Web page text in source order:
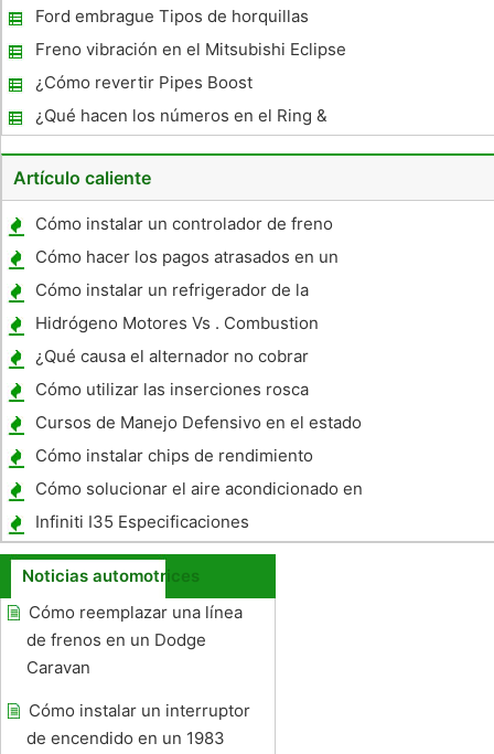
Ford embrague Tipos de horquillas
Freno vibración en el Mitsubishi Eclipse
¿Cómo revertir Pipes Boost
¿Qué hacen los números en el Ring &
Pinion significa?
Artículo caliente
Cómo instalar un controlador de freno
eléctrico en 2000 Z71 Remolque
Cómo hacer los pagos atrasados ​​en un
coche regresado voluntariamente
Cómo instalar un refrigerador de la
transmisión automática
Hidrógeno Motores Vs . Combustion
Engines
¿Qué causa el alternador no cobrar
Cómo utilizar las inserciones rosca
helicoidal
Cursos de Manejo Defensivo en el estado
de Nueva York
Cómo instalar chips de rendimiento
Cómo solucionar el aire acondicionado en
un Saturn VUE
Infiniti I35 Especificaciones
Noticias automotrices
Cómo reemplazar una línea
de frenos en un Dodge
Caravan
Cómo instalar un interruptor
de encendido en un 1983